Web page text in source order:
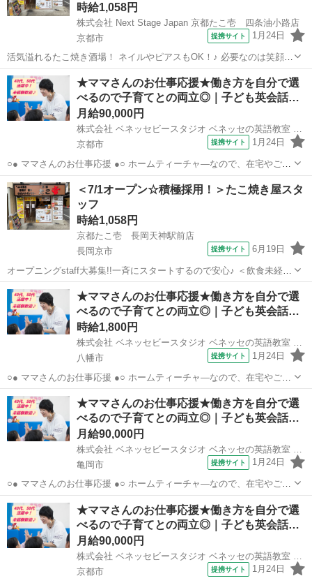
時給1,058円
株式会社 Next Stage Japan 京都たこ壱 四条油小路店
京都市
提携サイト 1月24日
活気溢れるたこ焼き酒場！ ネイルやピアスもOK！♪ 必要なのは笑顔と
元気だけ！ 大学生・主婦(夫)・フリーターなど、 年齢・性別問わず大
募集★ 笑顔と元気さえあれば積極採用中です！★ ≪未経験の方でも問
題なし！！≫ 未...
京都 京都市
★ママさんのお仕事応援★働き方を自分で選
べるので子育てとの両立◎｜子ども英会話…
月給90,000円
株式会社 ベネッセビースタジオ ベネッセの英語教室 BE studio
京都市
提携サイト 1月24日
○● ママさんのお仕事応援 ●○ ホームティーチャ—なので、在宅やご自
宅近くでの勤務！ ご家庭の都合に応じて、週1日～開校日なども調整
可能です。 ○● 未経験からの「英語の先生」デビューも大歓迎 ●○ ・開
校以降は教室運営...
京都 京都市
＜7/1オープン☆積極採用！＞たこ焼き屋スタ
ッフ
時給1,058円
京都たこ壱 長岡天神駅前店
長岡京市
提携サイト 6月19日
オープニングstaff大募集!!一斉にスタートするので安心♪ ＜飲食未経験
や初バイトも大歓迎！＞ 活気溢れるたこ焼き酒場！ ネイルやピアスも
OK！♪ 必要なのは笑顔と元気だけ！ 大学生・主婦(夫)・フリーターな
ど、 年齢...
京都 長岡京市 店長
★ママさんのお仕事応援★働き方を自分で選
べるので子育てとの両立◎｜子ども英会話…
時給1,800円
株式会社 ベネッセビースタジオ ベネッセの英語教室 BE studio
八幡市
提携サイト 1月24日
○● ママさんのお仕事応援 ●○ ホームティーチャ—なので、在宅やご自
宅近くでの勤務！ ご家庭の都合に応じて、週1日～開校日なども調整
可能です。 ○● 未経験からの「英語の先生」デビューも大歓迎 ●○ ・開
校以降は教室運営...
京都 八幡市
★ママさんのお仕事応援★働き方を自分で選
べるので子育てとの両立◎｜子ども英会話…
月給90,000円
亀岡市
提携サイト 1月24日
○● ママさんのお仕事応援 ●○ ホームティーチャ—なので、在宅やご自
宅近くでの勤務！ ご家庭の都合に応じて、週1日～開校日なども調整
可能です。 ○● 未経験からの「英語の先生」デビューも大歓迎 ●○ ・開
校以降は教室運営...
京都 亀岡市
★ママさんのお仕事応援★働き方を自分で選
べるので子育てとの両立◎｜子ども英会話…
月給90,000円
京都市
提携サイト 1月24日